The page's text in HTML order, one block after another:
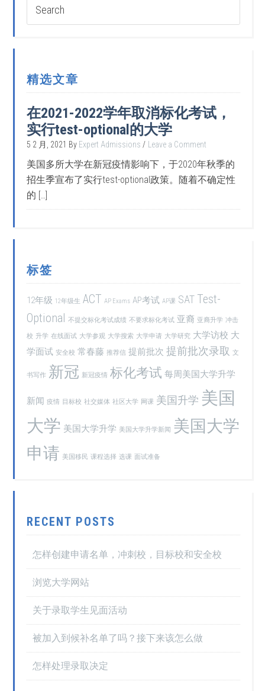
精选文章
在2021-2022学年取消标化考试，
实行test-optional的大学
5 2 月, 2021 By Expert Admissions Leave a Comment
美国多所大学在新冠疫情影响下，于2020年秋季的
招生季宣布了实行test-optional政策。随着不确定性
的 […]
标签
12年级 12年级生 ACT AP Exams AP考试 AP课 SAT Test-
Optional 不提交标化考试成绩 不要求标化考试 亚裔 亚裔升学 冲击
校 升学 在线面试 大学参观 大学搜索 大学申请 大学研究 大学访校 大
学面试 安全校 常春藤 推荐信 提前批次 提前批次录取 文
书写作 新冠 新冠疫情 标化考试 每周美国大学升学
新闻 疫情 目标校 社交媒体 社区大学 网课 美国升学 美国
大学 美国大学升学 美国大学升学新闻 美国大学
申请 美国移民 课程选择 选课 面试准备
RECENT POSTS
怎样创建申请名单，冲刺校，目标校和安全校
浏览大学网站
关于录取学生见面活动
被加入到候补名单了吗？接下来该怎么做
怎样处理录取决定